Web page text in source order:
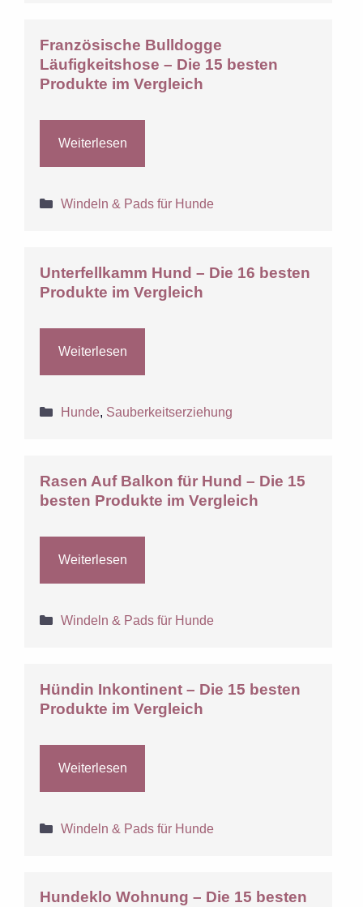
Französische Bulldogge
Läufigkeitshose – Die 15 besten
Produkte im Vergleich
Weiterlesen
Kategorien
Windeln & Pads für Hunde
Unterfellkamm Hund – Die 16 besten
Produkte im Vergleich
Weiterlesen
Kategorien
Hunde, Sauberkeitserziehung
Rasen Auf Balkon für Hund – Die 15
besten Produkte im Vergleich
Weiterlesen
Kategorien
Windeln & Pads für Hunde
Hündin Inkontinent – Die 15 besten
Produkte im Vergleich
Weiterlesen
Kategorien
Windeln & Pads für Hunde
Hundeklo Wohnung – Die 15 besten